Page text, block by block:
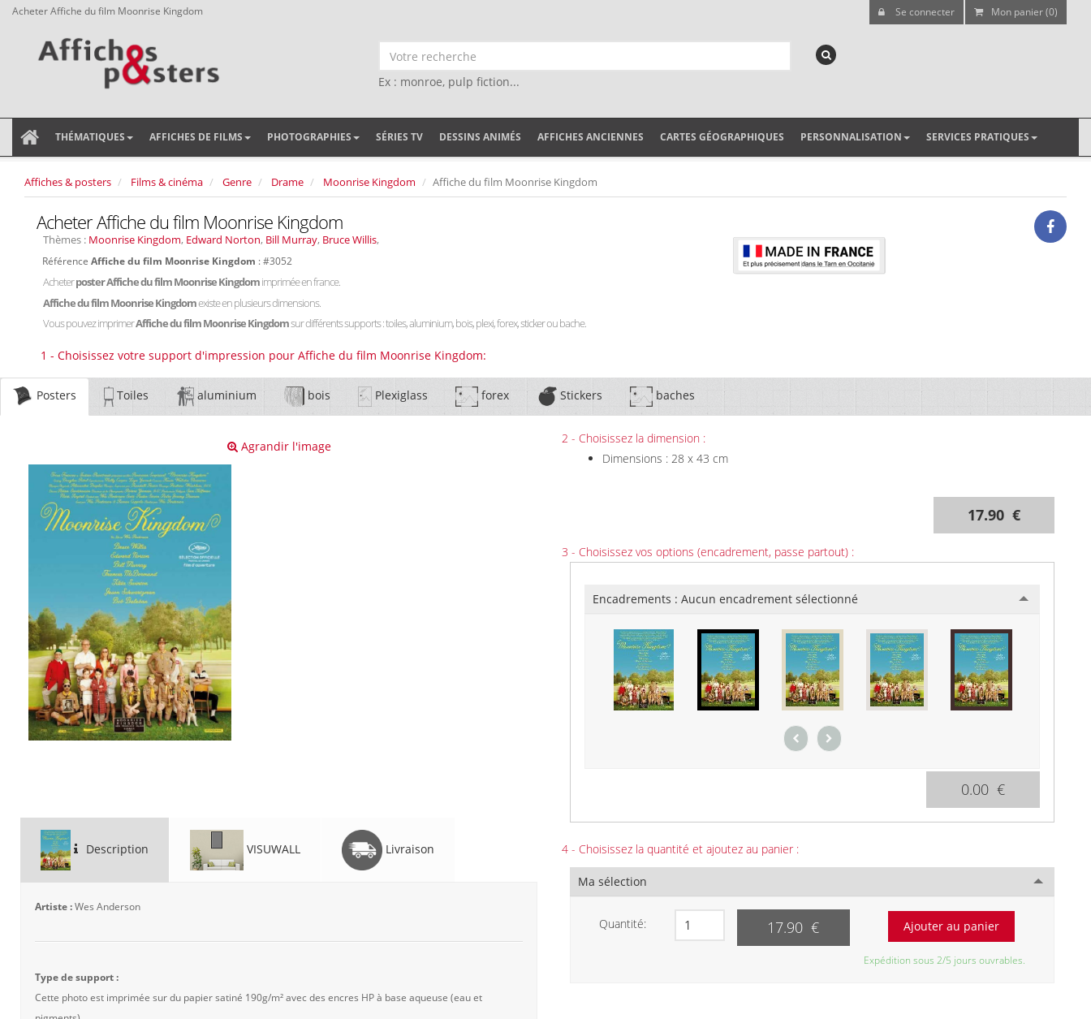
Acheter Affiche du film Moonrise Kingdom Se connecter Mon panier (0)
Ex : monroe, pulp fiction...
THÉMATIQUES AFFICHES DE FILMS PHOTOGRAPHIES SÉRIES TV DESSINS ANIMÉS AFFICHES ANCIENNES CARTES GÉOGRAPHIQUES PERSONNALISATION SERVICES PRATIQUES
Affiches & posters Films & cinéma Genre Drame Moonrise Kingdom Affiche du film Moonrise Kingdom
Acheter Affiche du film Moonrise Kingdom
Thèmes : Moonrise Kingdom, Edward Norton, Bill Murray, Bruce Willis,
Référence Affiche du film Moonrise Kingdom : #3052
Acheterposter Affiche du film Moonrise Kingdomimprimée en france.
Affiche du film Moonrise Kingdomexiste en plusieurs dimensions.
Vous pouvez imprimerAffiche du film Moonrise Kingdomsur différents supports : toiles, aluminium, bois, plexi, forex, sticker ou bache.
1 - Choisissez votre support d'impression pour Affiche du film Moonrise Kingdom:
Posters Toiles aluminium bois Plexiglass forex Stickers baches
Agrandir l'image
Description VISUWALL Livraison
Artiste :Wes Anderson
Type de support :
Cette photo est imprimée sur du papier satiné 190g/m² avec des encres HP à base aqueuse (eau et
2 - Choisissez la dimension :
Dimensions : 28 x 43 cm
17.90 €
3 - Choisissez vos options (encadrement, passe partout) :
Encadrements : Aucun encadrement sélectionné
0.00 €
4 - Choisissez la quantité et ajoutez au panier :
Ma sélection
Quantité: 17.90 €
Expédition sous 2/5 jours ouvrables.